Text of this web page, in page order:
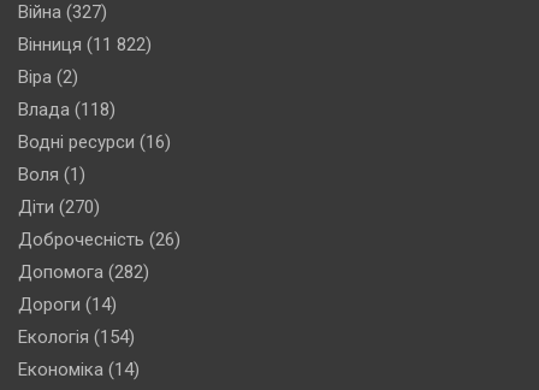
Війна (327)
Вінниця (11 822)
Віра (2)
Влада (118)
Водні ресурси (16)
Воля (1)
Діти (270)
Доброчесність (26)
Допомога (282)
Дороги (14)
Екологія (154)
Економіка (14)